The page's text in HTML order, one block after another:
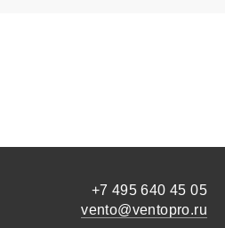
+7 495 640 45 05
vento@ventopro.ru